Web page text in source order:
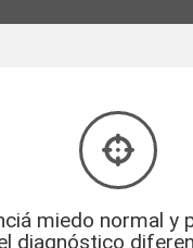
miedo normal y
diagnóstico